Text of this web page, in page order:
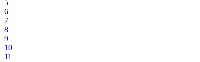
5
6
7
8
9
10
11